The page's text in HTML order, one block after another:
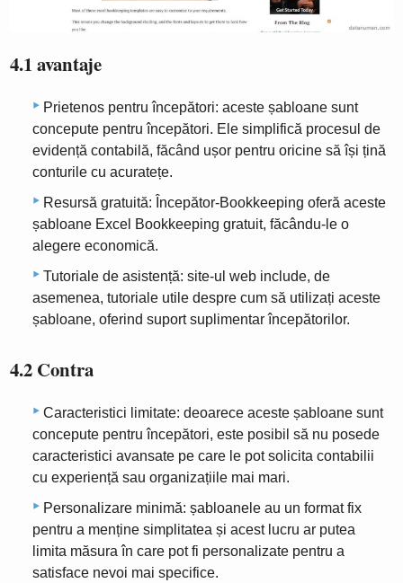
4.1 avantaje
Prietenos pentru începători: aceste șabloane sunt
concepute pentru începători. Ele simplifică procesul de
evidență contabilă, făcând ușor pentru oricine să își țină
conturile cu acuratețe.
Resursă gratuită: Începător-Bookkeeping oferă aceste
șabloane Excel Bookkeeping gratuit, făcându-le o
alegere economică.
Tutoriale de asistență: site-ul web include, de
asemenea, tutoriale utile despre cum să utilizați aceste
șabloane, oferind suport suplimentar începătorilor.
4.2 Contra
Caracteristici limitate: deoarece aceste șabloane sunt
concepute pentru începători, este posibil să nu posede
caracteristici avansate pe care le pot solicita contabilii
cu experiență sau organizațiile mai mari.
Personalizare minimă: șabloanele au un format fix
pentru a menține simplitatea și acest lucru ar putea
limita măsura în care pot fi personalizate pentru a
satisface nevoi mai specifice.